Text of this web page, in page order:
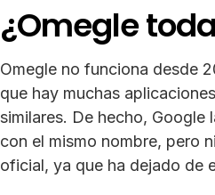
¿Omegle
Omegle no funciona desde
que hay muchas
similares. De hecho, Google
con el mismo nombre, pero
oficial, ya que ha dejado de